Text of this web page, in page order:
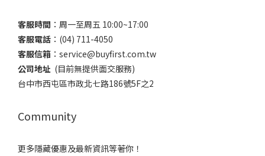
客服時間 ：​周一至周五 10:00~17:00
客服電話 ​：(04) 711-4050
客服信箱 ：​service@buyfirst.com.tw
公司地址 (目前無提供面交服務) ​
台中市西屯區市政北七路186號5F之2
Community
更多隱藏優惠及最新資訊等著你！